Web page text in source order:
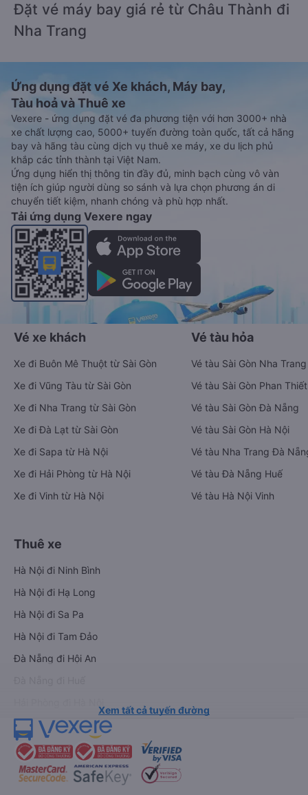
Đặt vé máy bay giá rẻ từ Châu Thành đi
Nha Trang
Ứng dụng đặt vé Xe khách, Máy bay,
Tàu hoả và Thuê xe
Vexere - ứng dụng đặt vé đa phương tiện với hơn 3000+ nhà
xe chất lượng cao, 5000+ tuyến đường toàn quốc, tất cả hãng
bay và hãng tàu cùng dịch vụ thuê xe máy, xe du lịch phủ
khắp các tỉnh thành tại Việt Nam.
Ứng dụng hiển thị thông tin đầy đủ, minh bạch cùng vô vàn
tiện ích giúp người dùng so sánh và lựa chọn phương án di
chuyển tiết kiệm, nhanh chóng và phù hợp nhất.
Tải ứng dụng Vexere ngay
Vé xe khách
Xe đi Buôn Mê Thuột từ Sài Gòn
Xe đi Vũng Tàu từ Sài Gòn
Xe đi Nha Trang từ Sài Gòn
Xe đi Đà Lạt từ Sài Gòn
Xe đi Sapa từ Hà Nội
Xe đi Hải Phòng từ Hà Nội
Xe đi Vinh từ Hà Nội
Vé tàu hỏa
Vé tàu Sài Gòn Nha Trang
Vé tàu Sài Gòn Phan Thiết
Vé tàu Sài Gòn Đà Nẵng
Vé tàu Sài Gòn Hà Nội
Vé tàu Nha Trang Đà
Vé tàu Đà Nẵng Huế
Vé tàu Hà Nội Vinh
Thuê xe
Hà Nội đi Ninh Bình
Hà Nội đi Hạ Long
Hà Nội đi Sa Pa
Hà Nội đi Tam Đảo
Đà Nẵng đi Hội An
Xem tất cả tuyến đường